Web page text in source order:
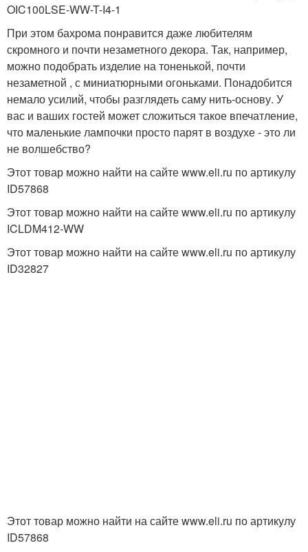
OIC100LSE-WW-T-I4-1
При этом бахрома понравится даже любителям
скромного и почти незаметного декора. Так, например,
можно подобрать изделие на тоненькой, почти
незаметной , с миниатюрными огоньками. Понадобится
немало усилий, чтобы разглядеть саму нить-основу. У
вас и ваших гостей может сложиться такое впечатление,
что маленькие лампочки просто парят в воздухе - это ли
не волшебство?
Этот товар можно найти на сайте www.eli.ru по артикулу
ID57868
Этот товар можно найти на сайте www.eli.ru по артикулу
ICLDM412-WW
Этот товар можно найти на сайте www.eli.ru по артикулу
ID32827
Этот товар можно найти на сайте www.eli.ru по артикулу
ID57868